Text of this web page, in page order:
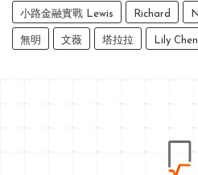
小路金融實戰 Lewis Richard
無明 文薇 塔拉拉 Lily Chen